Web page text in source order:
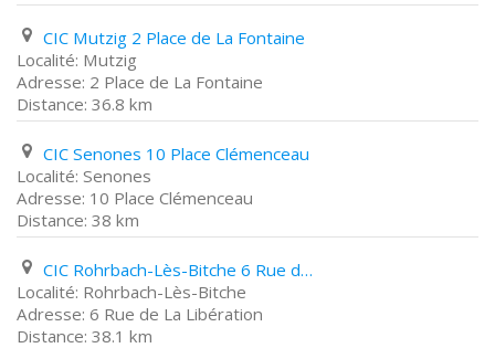
CIC Mutzig 2 Place de La Fontaine
Mutzig
2 Place de La Fontaine
36.8 km
CIC Senones 10 Place Clémenceau
Senones
10 Place Clémenceau
38 km
CIC Rohrbach-Lès-Bitche 6 Rue de La Libération
Rohrbach-Lès-Bitche
6 Rue de La Libération
38.1 km